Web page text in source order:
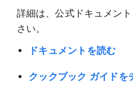
詳細は、公式ドキュメン
さい。
ドキュメントを読む
クックブック ガイドを